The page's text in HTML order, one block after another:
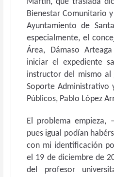
Bienestar Comunitario
Ayuntamiento de
especialmente, el
Área, Dámaso
iniciar el expediente
instructor del mismo
Soporte Administrativo
Públicos, Pablo López
El problema empieza,
pues igual podían
con mi identificación
el 19 de diciembre de
del profesor